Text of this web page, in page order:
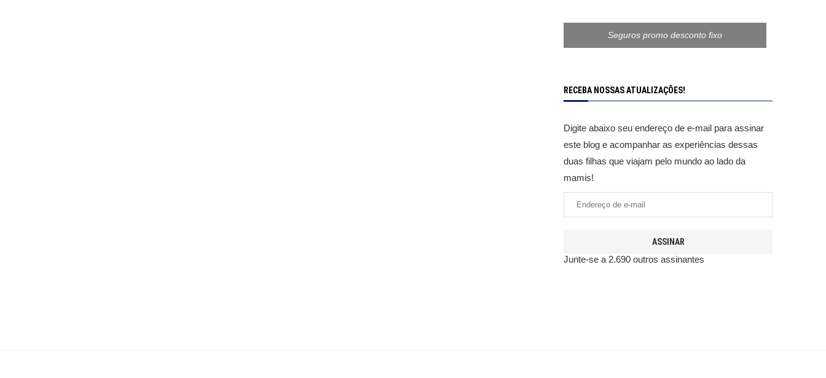
Seguros promo desconto fixo
RECEBA NOSSAS ATUALIZAÇÕES!
Digite abaixo seu endereço de e-mail para assinar
este blog e acompanhar as experiências dessas
duas filhas que viajam pelo mundo ao lado da
mamis!
ASSINAR
Junte-se a 2.690 outros assinantes